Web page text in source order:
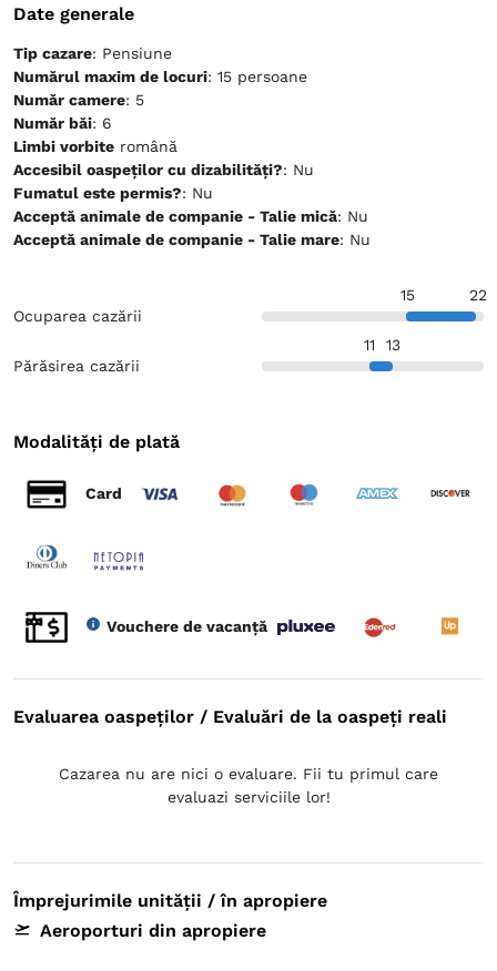
Date generale
Tip cazare: Pensiune
Numărul maxim de locuri: 15 persoane
Număr camere: 5
Număr băi: 6
Limbi vorbite română
Accesibil oaspeților cu dizabilități?
: Nu
Fumatul este permis?
: Nu
Acceptă animale de companie - Talie mică
: Nu
Acceptă animale de companie - Talie mare
: Nu
Ocuparea cazării
15 22
Părăsirea cazării
11 13
Modalități de plată
Card
Vouchere de vacanță
Evaluarea oaspeților / Evaluări de la oaspeți reali
Cazarea nu are nici o evaluare. Fii tu primul care
evaluazi serviciile lor!
Împrejurimile unității / în apropiere
Aeroporturi din apropiere